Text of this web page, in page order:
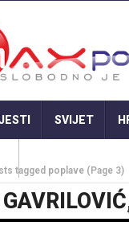
SVIJET
tagged poplave (Page 3)
GAVRILOVIĆ